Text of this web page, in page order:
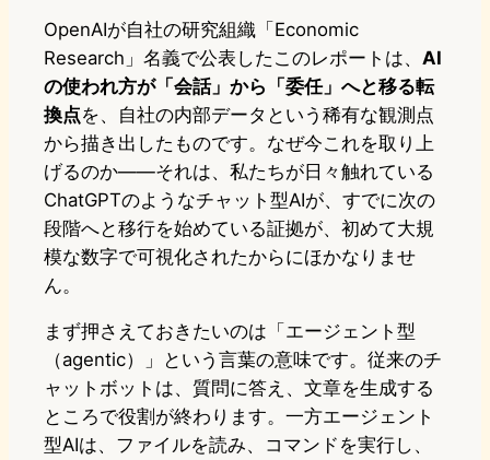
OpenAIが自社の研究組織「Economic
Research」名義で公表したこのレポートは、 AI
の使われ方が「会話」から「委任」へと移る転
換点を、自社の内部データという稀有な観測点
から描き出したものです。なぜ今これを取り上
げるのか——それは、私たちが日々触れている
ChatGPTのようなチャット型AIが、すでに次の
段階へと移行を始めている証拠が、初めて大規
模な数字で可視化されたからにほかなりませ
ん。
まず押さえておきたいのは「エージェント型
（agentic）」という言葉の意味です。従来のチ
ャットボットは、質問に答え、文章を生成する
ところで役割が終わります。一方エージェント
型AIは、ファイルを読み、コマンドを実行し、